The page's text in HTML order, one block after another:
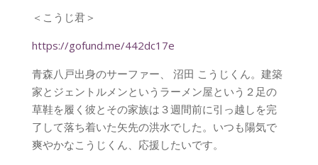
＜こうじ君＞
https://gofund.me/442dc17e
青森八戸出身のサーファー、 沼田 こうじくん。建築
家とジェントルメンというラーメン屋という２足の
草鞋を履く彼とその家族は３週間前に引っ越しを完
了して落ち着いた矢先の洪水でした。いつも陽気で
爽やかなこうじくん、応援したいです。